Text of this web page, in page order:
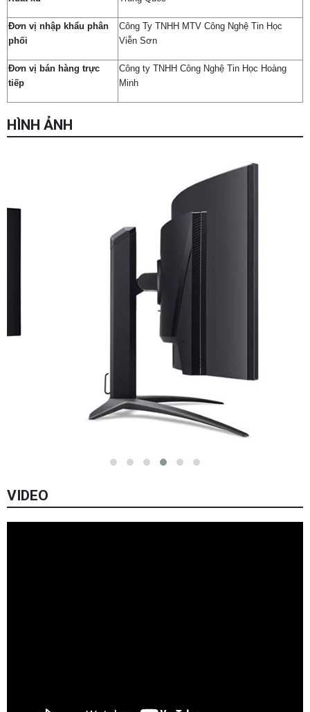
Đơn vị nhập khẩu phân
phối
Công Ty TNHH MTV Công Nghệ Tin Học
Viễn Sơn
Đơn vị bán hàng trực
tiếp
Công ty TNHH Công Nghệ Tin Học Hoàng
Minh
HÌNH ẢNH
VIDEO